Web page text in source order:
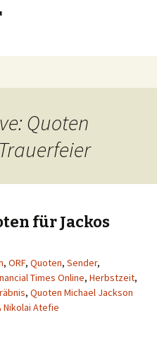
Quoten
für Jackos
, ORF, Quoten, Sender,
Times Online, Herbstzeit,
, Quoten Michael Jackson
Nikolai Atefie